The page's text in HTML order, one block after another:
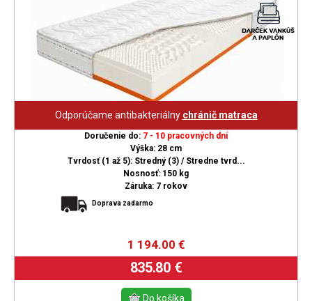
Odporúčame antibakteriálny chránič matraca
Doručenie do: 7 - 10 pracovných dní
Výška: 28 cm
Tvrdosť (1 až 5): Stredný (3) / Stredne tvrd...
Nosnosť: 150 kg
Záruka: 7 rokov
Doprava zadarmo
1 194.00 €
835.80 €